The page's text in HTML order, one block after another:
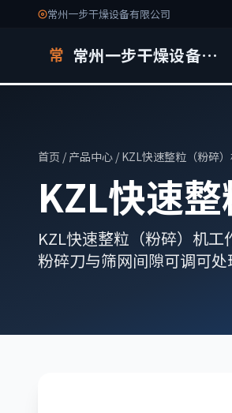
常州一步干燥设备有限公司
常 常州一步干燥设备有限公司
首页 / 产品中心 / KZL快速整粒（粉碎
KZL快速
KZL快速整粒（粉碎）机
粉碎刀与筛网间隙可调可处